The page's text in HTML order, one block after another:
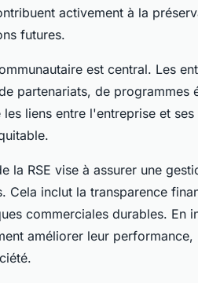
activement à la
futures.
est central. Les
partenariats, de programmes
liens entre l'entreprise et
la RSE vise à assurer une
Cela inclut la transparence
commerciales durables. En
améliorer leur